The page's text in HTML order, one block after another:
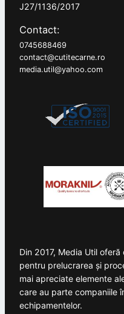
J27/1136/2017
Contact:
0745688469
contact@cutitecarne.ro
media.util@yahoo.com
Din 2017, Media Util
pentru prelucrarea și
mai apreciate elemente
care au parte companiile
echipamentelor.